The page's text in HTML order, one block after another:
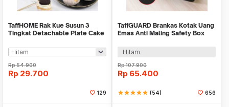
TaffHOME Rak Kue Susun 3
Tingkat Detachable Plate Cake
Rp54.900
Rp 29.700
129
TaffGUARD Brankas Kotak Uang
Emas Anti Maling Safety Box
Hitam
Rp107.900
Rp 65.400
starstarstarstarstar (54) 656